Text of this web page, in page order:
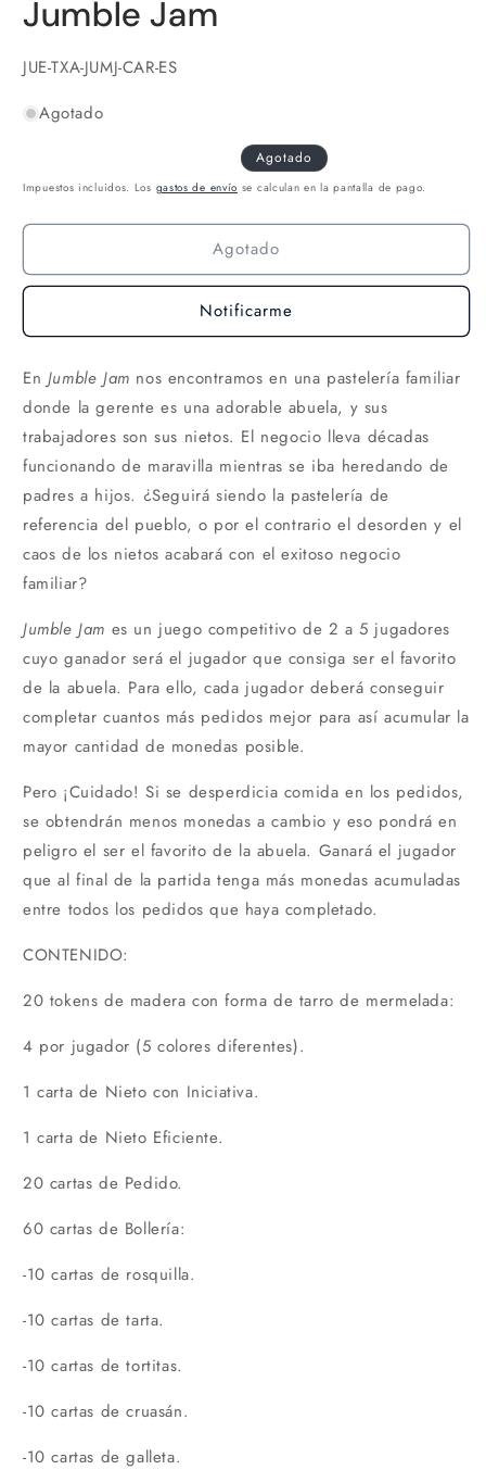
Jumble Jam
SKU:
JUE-TXA-JUMJ-CAR-ES
Agotado
Agotado
Impuestos incluidos. Los gastos de envío se calculan en la pantalla de pago.
Agotado
Notificarme
En Jumble Jam nos encontramos en una pastelería familiar
donde la gerente es una adorable abuela, y sus
trabajadores son sus nietos. El negocio lleva décadas
funcionando de maravilla mientras se iba heredando de
padres a hijos. ¿Seguirá siendo la pastelería de
referencia del pueblo, o por el contrario el desorden y el
caos de los nietos acabará con el exitoso negocio
familiar?
Jumble Jam es un juego competitivo de 2 a 5 jugadores
cuyo ganador será el jugador que consiga ser el favorito
de la abuela. Para ello, cada jugador deberá conseguir
completar cuantos más pedidos mejor para así acumular la
mayor cantidad de monedas posible.
Pero ¡Cuidado! Si se desperdicia comida en los pedidos,
se obtendrán menos monedas a cambio y eso pondrá en
peligro el ser el favorito de la abuela. Ganará el jugador
que al final de la partida tenga más monedas acumuladas
entre todos los pedidos que haya completado.
CONTENIDO:
20 tokens de madera con forma de tarro de mermelada:
4 por jugador (5 colores diferentes).
1 carta de Nieto con Iniciativa.
1 carta de Nieto Eficiente.
20 cartas de Pedido.
60 cartas de Bollería:
-10 cartas de rosquilla.
-10 cartas de tarta.
-10 cartas de tortitas.
-10 cartas de cruasán.
-10 cartas de galleta.